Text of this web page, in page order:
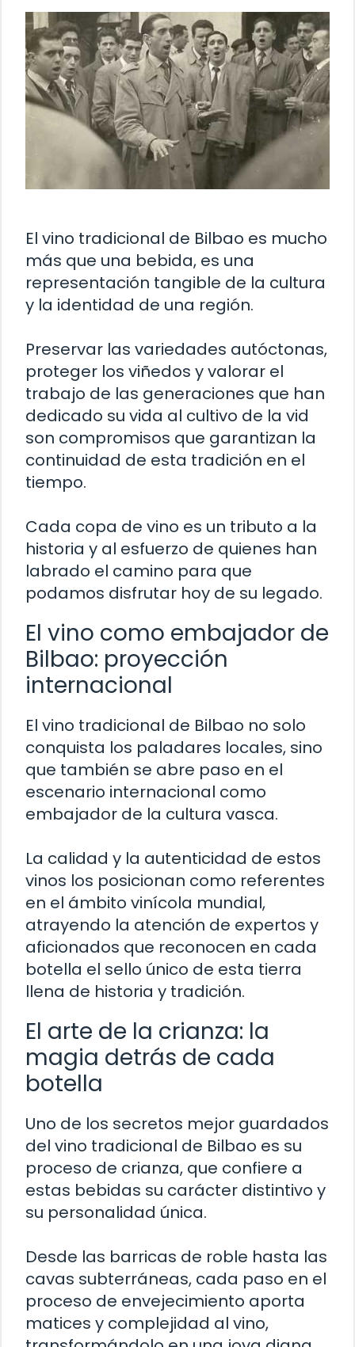
El vino tradicional de Bilbao es mucho
más que una bebida, es una
representación tangible de la cultura
y la identidad de una región.
Preservar las variedades autóctonas,
proteger los viñedos y valorar el
trabajo de las generaciones que han
dedicado su vida al cultivo de la vid
son compromisos que garantizan la
continuidad de esta tradición en el
tiempo.
Cada copa de vino es un tributo a la
historia y al esfuerzo de quienes han
labrado el camino para que
podamos disfrutar hoy de su legado.
El vino como embajador de
Bilbao: proyección
internacional
El vino tradicional de Bilbao no solo
conquista los paladares locales, sino
que también se abre paso en el
escenario internacional como
embajador de la cultura vasca.
La calidad y la autenticidad de estos
vinos los posicionan como referentes
en el ámbito vinícola mundial,
atrayendo la atención de expertos y
aficionados que reconocen en cada
botella el sello único de esta tierra
llena de historia y tradición.
El arte de la crianza: la
magia detrás de cada
botella
Uno de los secretos mejor guardados
del vino tradicional de Bilbao es su
proceso de crianza, que confiere a
estas bebidas su carácter distintivo y
su personalidad única.
Desde las barricas de roble hasta las
cavas subterráneas, cada paso en el
proceso de envejecimiento aporta
matices y complejidad al vino,